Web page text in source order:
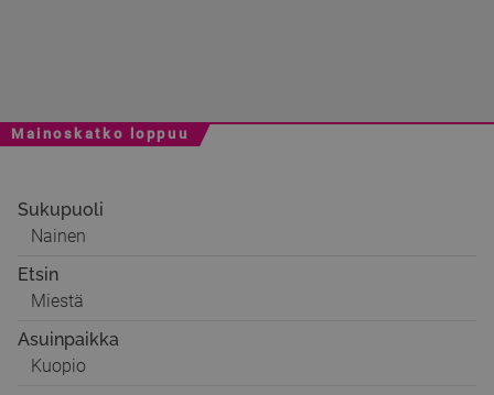
Mainoskatko loppuu
Sukupuoli
Nainen
Etsin
Miestä
Asuinpaikka
Kuopio